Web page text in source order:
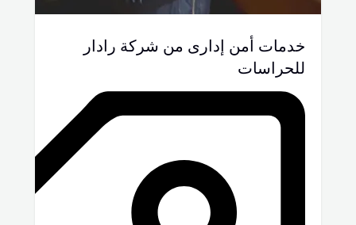
خدمات أمن إدارى من شركة رادار
للحراسات